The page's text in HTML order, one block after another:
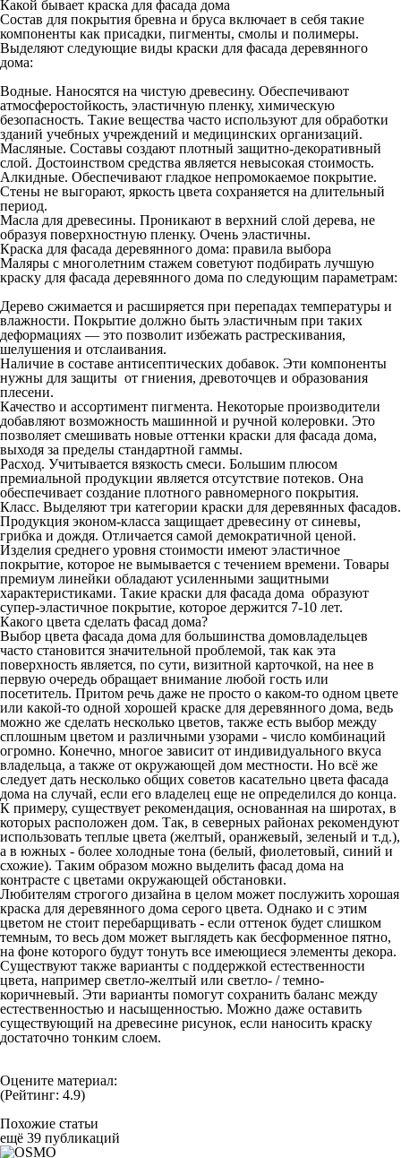
Какой бывает краска для фасада дома
Состав для покрытия бревна и бруса включает в себя такие
компоненты как присадки, пигменты, смолы и полимеры.
Выделяют следующие виды краски для фасада деревянного
дома:
Водные. Наносятся на чистую древесину. Обеспечивают
атмосферостойкость, эластичную пленку, химическую
безопасность. Такие вещества часто используют для обработки
зданий учебных учреждений и медицинских организаций.
Масляные. Составы создают плотный защитно-декоративный
слой. Достоинством средства является невысокая стоимость.
Алкидные. Обеспечивают гладкое непромокаемое покрытие.
Стены не выгорают, яркость цвета сохраняется на длительный
период.
Масла для древесины. Проникают в верхний слой дерева, не
образуя поверхностную пленку. Очень эластичны.
Краска для фасада деревянного дома: правила выбора
Маляры с многолетним стажем советуют подбирать лучшую
краску для фасада деревянного дома по следующим параметрам:
Дерево сжимается и расширяется при перепадах температуры и
влажности. Покрытие должно быть эластичным при таких
деформациях — это позволит избежать растрескивания,
шелушения и отслаивания.
Наличие в составе антисептических добавок. Эти компоненты
нужны для защиты от гниения, древоточцев и образования
плесени.
Качество и ассортимент пигмента. Некоторые производители
добавляют возможность машинной и ручной колеровки. Это
позволяет смешивать новые оттенки краски для фасада дома,
выходя за пределы стандартной гаммы.
Расход. Учитывается вязкость смеси. Большим плюсом
премиальной продукции является отсутствие потеков. Она
обеспечивает создание плотного равномерного покрытия.
Класс. Выделяют три категории краски для деревянных фасадов.
Продукция эконом-класса защищает древесину от синевы,
грибка и дождя. Отличается самой демократичной ценой.
Изделия среднего уровня стоимости имеют эластичное
покрытие, которое не вымывается с течением времени. Товары
премиум линейки обладают усиленными защитными
характеристиками. Такие краски для фасада дома образуют
супер-эластичное покрытие, которое держится 7-10 лет.
Какого цвета сделать фасад дома?
Выбор цвета фасада дома для большинства домовладельцев
часто становится значительной проблемой, так как эта
поверхность является, по сути, визитной карточкой, на нее в
первую очередь обращает внимание любой гость или
посетитель. Притом речь даже не просто о каком-то одном цвете
или какой-то одной хорошей краске для деревянного дома, ведь
можно же сделать несколько цветов, также есть выбор между
сплошным цветом и различными узорами - число комбинаций
огромно. Конечно, многое зависит от индивидуального вкуса
владельца, а также от окружающей дом местности. Но всё же
следует дать несколько общих советов касательно цвета фасада
дома на случай, если его владелец еще не определился до конца.
К примеру, существует рекомендация, основанная на широтах, в
которых расположен дом. Так, в северных районах рекомендуют
использовать теплые цвета (желтый, оранжевый, зеленый и т.д.),
а в южных - более холодные тона (белый, фиолетовый, синий и
схожие). Таким образом можно выделить фасад дома на
контрасте с цветами окружающей обстановки.
Любителям строгого дизайна в целом может послужить хорошая
краска для деревянного дома серого цвета. Однако и с этим
цветом не стоит перебарщивать - если оттенок будет слишком
темным, то весь дом может выглядеть как бесформенное пятно,
на фоне которого будут тонуть все имеющиеся элементы декора.
Существуют также варианты с поддержкой естественности
цвета, например светло-желтый или светло- / темно-
коричневый. Эти варианты помогут сохранить баланс между
естественностью и насыщенностью. Можно даже оставить
существующий на древесине рисунок, если наносить краску
достаточно тонким слоем.
Оцените материал:
(Рейтинг: 4.9)
Похожие статьи
ещё 39 публикаций